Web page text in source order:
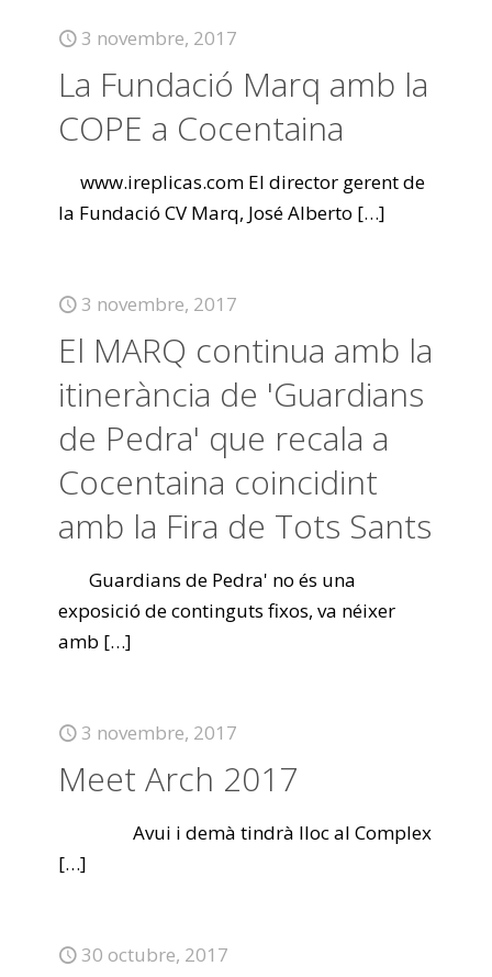
3 novembre, 2017
La Fundació Marq amb la
COPE a Cocentaina
www.ireplicas.com El director gerent de
la Fundació CV Marq, José Alberto […]
3 novembre, 2017
El MARQ continua amb la
itinerància de 'Guardians
de Pedra' que recala a
Cocentaina coincidint
amb la Fira de Tots Sants
Guardians de Pedra' no és una
exposició de continguts fixos, va néixer
amb […]
3 novembre, 2017
Meet Arch 2017
​ ​ ​ ​ ​ ​​ Avui i demà tindrà lloc al Complex
[…]
30 octubre, 2017